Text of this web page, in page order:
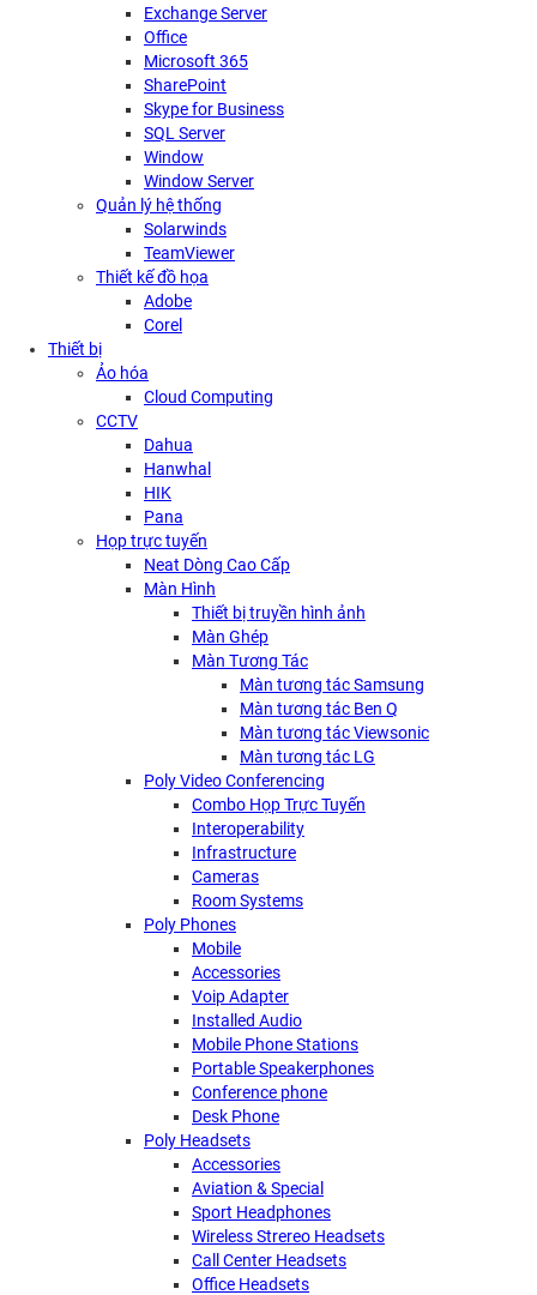
Exchange Server
Office
Microsoft 365
SharePoint
Skype for Business
SQL Server
Window
Window Server
Quản lý hệ thống
Solarwinds
TeamViewer
Thiết kế đồ họa
Adobe
Corel
Thiết bị
Ảo hóa
Cloud Computing
CCTV
Dahua
Hanwhal
HIK
Pana
Họp trực tuyến
Neat Dòng Cao Cấp
Màn Hình
Thiết bị truyền hình ảnh
Màn Ghép
Màn Tương Tác
Màn tương tác Samsung
Màn tương tác Ben Q
Màn tương tác Viewsonic
Màn tương tác LG
Poly Video Conferencing
Combo Họp Trực Tuyến
Interoperability
Infrastructure
Cameras
Room Systems
Poly Phones
Mobile
Accessories
Voip Adapter
Installed Audio
Mobile Phone Stations
Portable Speakerphones
Conference phone
Desk Phone
Poly Headsets
Accessories
Aviation & Special
Sport Headphones
Wireless Strereo Headsets
Call Center Headsets
Office Headsets